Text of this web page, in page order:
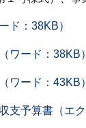
ド：38KB）
ワード：38KB）
ワード：43KB）
支予算書（エ